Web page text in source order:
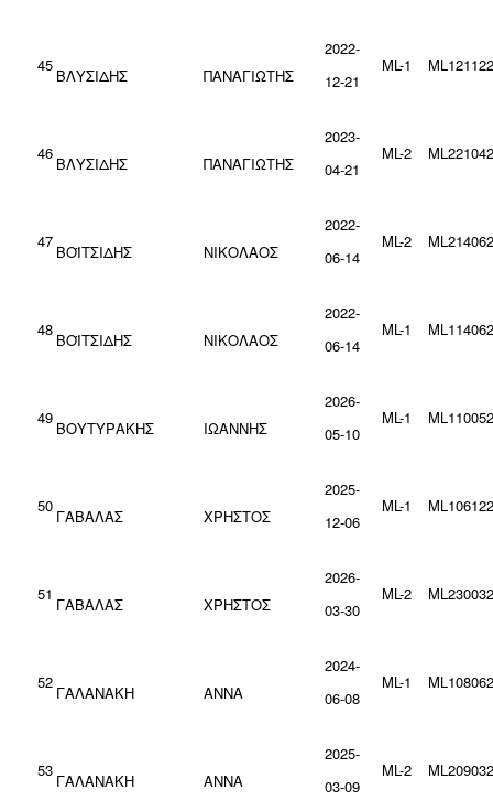
45
ΒΛΥΣΙΔΗΣ ΠΑΝΑΓΙΩΤΗΣ
2022-
12-21
ML-1
46
ΒΛΥΣΙΔΗΣ ΠΑΝΑΓΙΩΤΗΣ
2023-
04-21
ML-2
47
ΒΟΪΤΣΙΔΗΣ ΝΙΚΟΛΑΟΣ
2022-
06-14
ML-2
48
ΒΟΪΤΣΙΔΗΣ ΝΙΚΟΛΑΟΣ
2022-
06-14
ML-1
49
ΒΟΥΤΥΡΑΚΗΣ ΙΩΑΝΝΗΣ
2026-
05-10
ML-1
50
ΓΑΒΑΛΑΣ ΧΡΗΣΤΟΣ
2025-
12-06
ML-1
51
ΓΑΒΑΛΑΣ ΧΡΗΣΤΟΣ
2026-
03-30
ML-2
52
ΓΑΛΑΝΑΚΗ ΑΝΝΑ
2024-
06-08
ML-1
53
ΓΑΛΑΝΑΚΗ ΑΝΝΑ
2025-
03-09
ML-2